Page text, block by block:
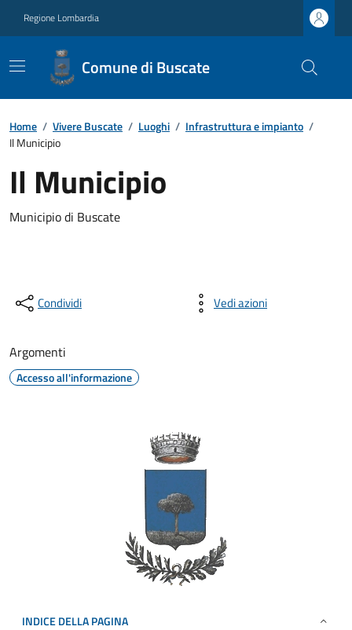
Regione Lombardia
Comune di Buscate
Home / Vivere Buscate / Luoghi / Infrastruttura e impianto /
Il Municipio
Il Municipio
Municipio di Buscate
Condividi Vedi azioni
Argomenti
Accesso all'informazione
INDICE DELLA PAGINA